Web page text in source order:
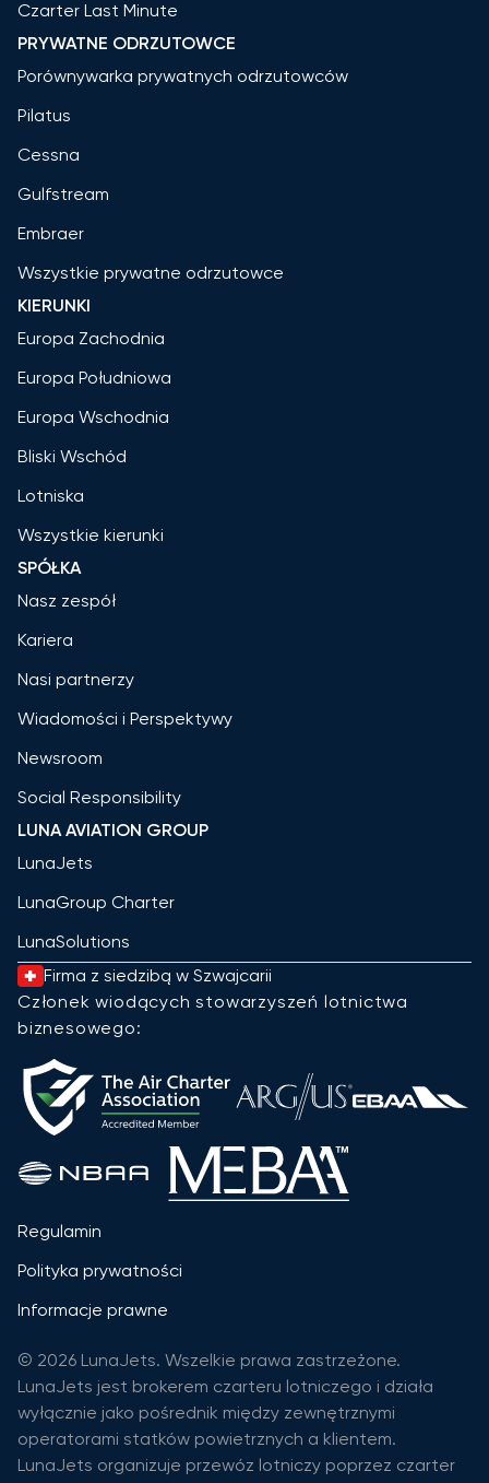
Czarter Last Minute
PRYWATNE ODRZUTOWCE
Porównywarka prywatnych odrzutowców
Pilatus
Cessna
Gulfstream
Embraer
Wszystkie prywatne odrzutowce
KIERUNKI
Europa Zachodnia
Europa Południowa
Europa Wschodnia
Bliski Wschód
Lotniska
Wszystkie kierunki
SPÓŁKA
Nasz zespół
Kariera
Nasi partnerzy
Wiadomości i Perspektywy
Newsroom
Social Responsibility
LUNA AVIATION GROUP
LunaJets
LunaGroup Charter
LunaSolutions
Firma z siedzibą w Szwajcarii
Członek wiodących stowarzyszeń lotnictwa
biznesowego:
Regulamin
Polityka prywatności
Informacje prawne
© 2026 LunaJets. Wszelkie prawa zastrzeżone.
LunaJets jest brokerem czarteru lotniczego i działa
wyłącznie jako pośrednik między zewnętrznymi
operatorami statków powietrznych a klientem.
LunaJets organizuje przewóz lotniczy poprzez czarter